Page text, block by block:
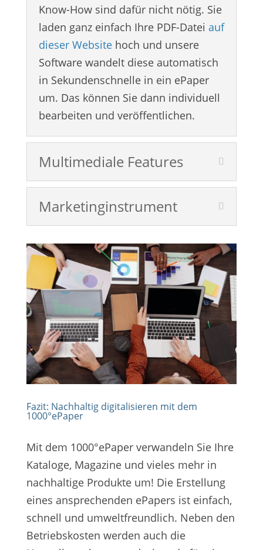
Know-How sind dafür nicht nötig. Sie
laden ganz einfach Ihre PDF-Datei auf
dieser Websitehoch und unsere
Software wandelt diese automatisch
in Sekundenschnelle in ein ePaper
um. Das können Sie dann individuell
bearbeiten und veröffentlichen.
Multimediale Features
Marketinginstrument
Fazit: Nachhaltig digitalisieren mit dem
1000°ePaper
Mit dem 1000°ePaper verwandeln Sie Ihre
Kataloge, Magazine und vieles mehr in
nachhaltige Produkte um! Die Erstellung
eines ansprechenden ePapers ist einfach,
schnell und umweltfreundlich. Neben den
Betriebskosten werden auch die